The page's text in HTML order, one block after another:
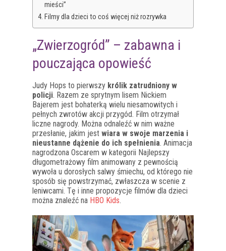
mieści”
Filmy dla dzieci to coś więcej niż rozrywka
„Zwierzogród” – zabawna i
pouczająca opowieść
Judy Hops to pierwszy królik zatrudniony w
policji. Razem ze sprytnym lisem Nickiem
Bajerem jest bohaterką wielu niesamowitych i
pełnych zwrotów akcji przygód. Film otrzymał
liczne nagrody. Można odnaleźć w nim ważne
przesłanie, jakim jest wiara w swoje marzenia i
nieustanne dążenie do ich spełnienia. Animacja
nagrodzona Oscarem w kategorii Najlepszy
długometrażowy film animowany z pewnością
wywoła u dorosłych salwy śmiechu, od którego nie
sposób się powstrzymać, zwłaszcza w scenie z
leniwcami. Tę i inne propozycje filmów dla dzieci
można znaleźć na HBO Kids.